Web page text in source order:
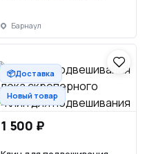
Барнаул
📦Доставка
Новый товар
1 500 ₽